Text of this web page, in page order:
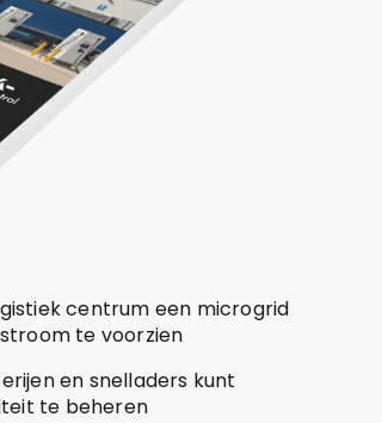
centrum een microgrid
te voorzien
en snelladers kunt
te beheren